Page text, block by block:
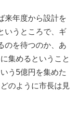
来年度から設計を
いうところで、ギ
のを待つのか、あ
集めるということ
う5億円を集めた
のように市長は見